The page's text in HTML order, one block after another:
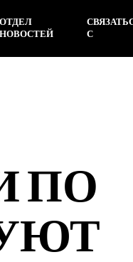
ОТДЕЛ
НОВОСТЕЙ
С
ПО